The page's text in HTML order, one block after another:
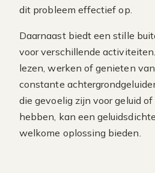
dit probleem effectief op.
Daarnaast biedt een stille
voor verschillende
lezen, werken of genieten
constante
die gevoelig zijn voor geluid
hebben, kan een
welkome oplossing bieden.